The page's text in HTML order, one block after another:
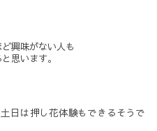
興味がない人も
思います。
日は押し花体験もできるそうで